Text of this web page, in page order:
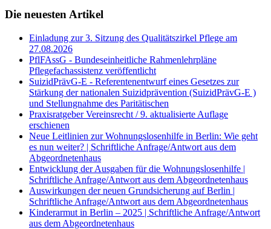
Die neuesten Artikel
Einladung zur 3. Sitzung des Qualitätszirkel Pflege am
27.08.2026
PflFAssG - Bundeseinheitliche Rahmenlehrpläne
Pflegefachassistenz veröffentlicht
SuizidPrävG-E - Referentenentwurf eines Gesetzes zur
Stärkung der nationalen Suizidprävention (SuizidPrävG-E )
und Stellungnahme des Paritätischen
Praxisratgeber Vereinsrecht / 9. aktualisierte Auflage
erschienen
Neue Leitlinien zur Wohnungslosenhilfe in Berlin: Wie geht
es nun weiter? | Schriftliche Anfrage/Antwort aus dem
Abgeordnetenhaus
Entwicklung der Ausgaben für die Wohnungslosenhilfe |
Schriftliche Anfrage/Antwort aus dem Abgeordnetenhaus
Auswirkungen der neuen Grundsicherung auf Berlin |
Schriftliche Anfrage/Antwort aus dem Abgeordnetenhaus
Kinderarmut in Berlin – 2025 | Schriftliche Anfrage/Antwort
aus dem Abgeordnetenhaus